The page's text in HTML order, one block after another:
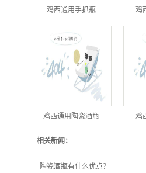
鸡西通用手抓瓶 鸡
鸡西通用陶瓷酒瓶 鸡
相关新闻：
陶瓷酒瓶有什么优点？